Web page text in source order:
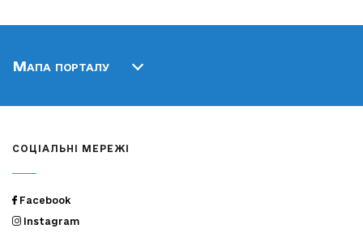
Мапа порталу
СОЦІАЛЬНІ МЕРЕЖІ
Facebook
Instagram